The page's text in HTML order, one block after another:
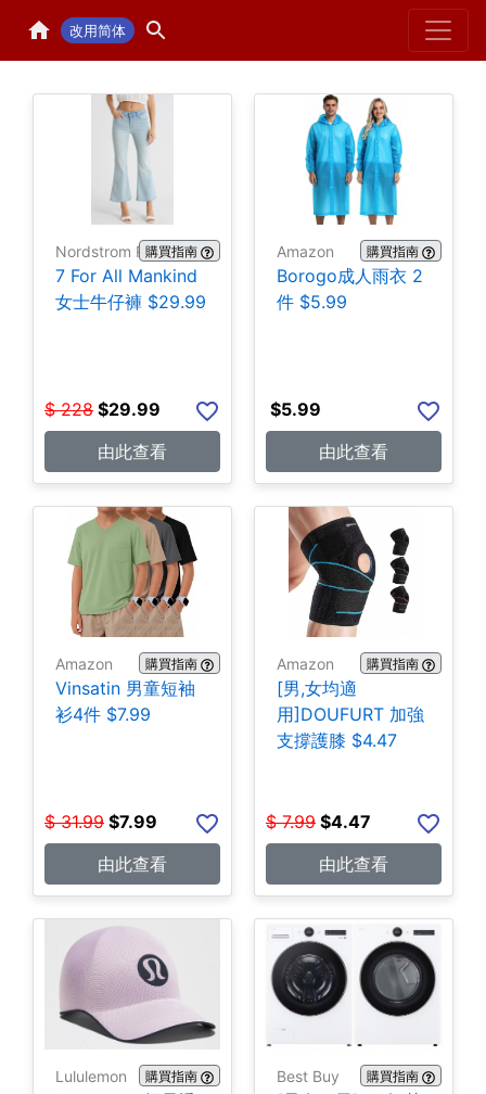
改用简体 Home
Nordstrom Rack購買指南
7 For All Mankind
女士牛仔褲 $29.99
$ 228 $29.99
由此查看
Amazon 購買指南
Borogo成人雨衣 2
件 $5.99
$5.99
由此查看
Amazon 購買指南
Vinsatin 男童短袖
衫4件 $7.99
$ 31.99 $7.99
由此查看
Amazon 購買指南
[男,女均適
用]DOUFURT 加強
支撐護膝 $4.47
$ 7.99 $4.47
由此查看
Lululemon 購買指南 Best Buy 購買指南